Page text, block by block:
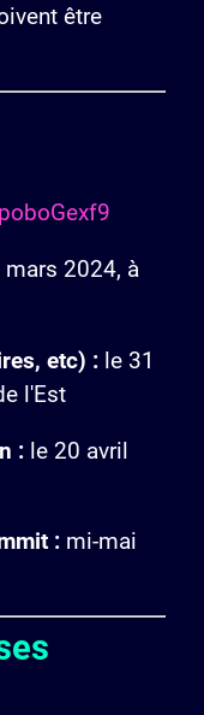
être
mars 2024, à
etc) : le 31
l'Est
: le 20 avril
: mi-mai